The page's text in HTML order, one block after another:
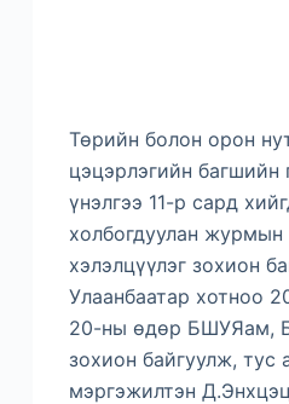
Төрийн болон орон
цэцэрлэгийн багшийн
үнэлгээ 11-р сард
холбогдуулан журмын
хэлэлцүүлэг зохион
Улаанбаатар хотноо
20-ны өдөр БШУЯам,
зохион байгуулж,
мэргэжилтэн